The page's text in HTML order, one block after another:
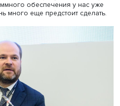
заместитель министра
сторонам и приведет к
В прошлом году была
напомнил он.
образования вузам
то, чтобы ликвидировать
Программа была
в каждом университете был